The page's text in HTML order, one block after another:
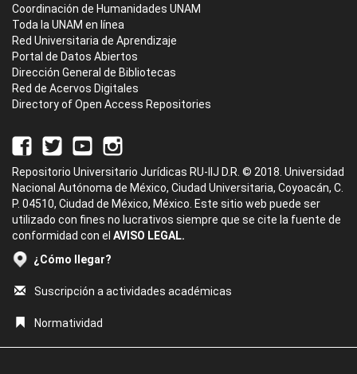
Coordinación de Humanidades UNAM
Toda la UNAM en línea
Red Universitaria de Aprendizaje
Portal de Datos Abiertos
Dirección General de Bibliotecas
Red de Acervos Digitales
Directory of Open Access Repositories
Repositorio Universitario Jurídicas RU-IIJ D.R. © 2018. Universidad
Nacional Autónoma de México, Ciudad Universitaria, Coyoacán, C.
P. 04510, Ciudad de México, México. Este sitio web puede ser
utilizado con fines no lucrativos siempre que se cite la fuente de
conformidad con el AVISO LEGAL.
¿Cómo llegar?
Suscripción a actividades académicas
Normatividad